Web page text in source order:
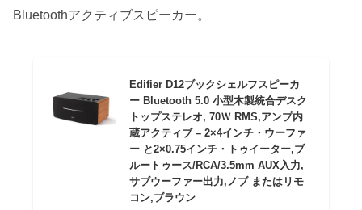
Bluetoothアクティブスピーカー。
Edifier D12ブックシェルフスピーカ
ー Bluetooth 5.0 小型木製統合デスク
トップステレオ, 70Ｗ RMS,アンプ内
蔵アクティブ – 2×4インチ・ウーファ
ー と2×0.75インチ・トゥイーター,ブ
ルートゥース/RCA/3.5mm AUX入力,
サブウーファー出力,ノブ またはリモ
コン,ブラウン